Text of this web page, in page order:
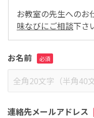
お教室の先生へのお
味なびにご相談下さ
お名前
連絡先メールアドレス